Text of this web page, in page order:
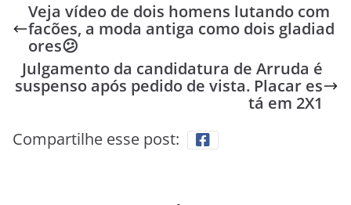
Veja vídeo de dois homens lutando com
facões, a moda antiga como dois gladiad
ores😕
Julgamento da candidatura de Arruda é
suspenso após pedido de vista. Placar es
tá em 2X1
Compartilhe esse post: